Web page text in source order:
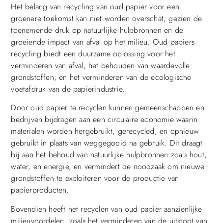
Het belang van recycling van oud papier voor een
groenere toekomst kan niet worden overschat, gezien de
toenemende druk op natuurlijke hulpbronnen en de
groeiende impact van afval op het milieu. Oud papiers
recycling biedt een duurzame oplossing voor het
verminderen van afval, het behouden van waardevolle
grondstoffen, en het verminderen van de ecologische
voetafdruk van de papierindustrie.
Door oud papier te recyclen kunnen gemeenschappen en
bedrijven bijdragen aan een circulaire economie waarin
materialen worden hergebruikt, gerecycled, en opnieuw
gebruikt in plaats van weggegooid na gebruik. Dit draagt ​​
bij aan het behoud van natuurlijke hulpbronnen zoals hout,
water, en energie, en vermindert de noodzaak om nieuwe
grondstoffen te exploiteren voor de productie van
papierproducten.
Bovendien heeft het recyclen van oud papier aanzienlijke
milieuvoordelen, zoals het verminderen van de uitstoot van